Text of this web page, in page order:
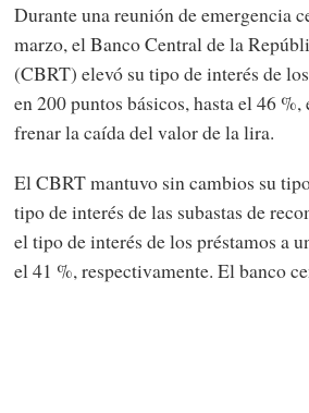
Durante una reunión de emergencia
marzo, el Banco Central de la
(CBRT) elevó su tipo de interés de
en 200 puntos básicos, hasta el 46
frenar la caída del valor de la lira.
El CBRT mantuvo sin cambios su
tipo de interés de las subastas de
el tipo de interés de los préstamos a
el 41 %, respectivamente. El banco